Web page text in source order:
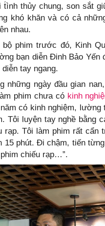
t́ình thủy chung, son sắt
khó khăn và có cả
nhau.
bộ phim trước đó, Kinh
bạn diễn Đinh Bảo
tay ngang.
những ngày đầu gian
phim chưa có kinh
có kinh nghiệm,
Tôi luyện tay nghề bằng
rạp. Tôi làm phim rất
15 phút. Đi chậm, tiến
chiếu rạp…”.